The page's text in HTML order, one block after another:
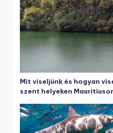
Mit viseljünk és hogyan
szent helyeken